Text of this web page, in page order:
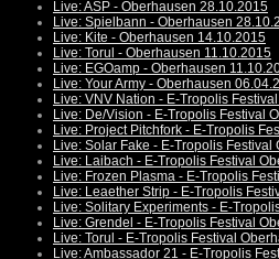
Live: ASP - Oberhausen 28.10.2015
Live: Spielbann - Oberhausen
Live: Kite - Oberhausen 14.10.2015
Live: Torul - Oberhausen 11.10.2015
Live: EGOamp - Oberhausen
Live: Your Army - Oberhausen
Live: VNV Nation - E-Tropolis
Live: De/Vision - E-Tropolis Festival
Live: Project Pitchfork - E-Tropolis
Live: Solar Fake - E-Tropolis
Live: Laibach - E-Tropolis Festival
Live: Frozen Plasma - E-Tropolis
Live: Leaether Strip - E-Tropolis
Live: Solitary Experiments - E-
Live: Grendel - E-Tropolis Festival
Live: Torul - E-Tropolis Festival
Live: Ambassador 21 - E-Tropolis